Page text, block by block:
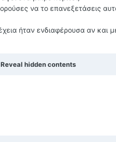
να το επανεξετάσεις
ήταν ενδιαφέρουσα αν και
Reveal hidden contents